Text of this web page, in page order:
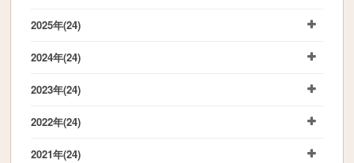
2025年(24)
2024年(24)
2023年(24)
2022年(24)
2021年(24)